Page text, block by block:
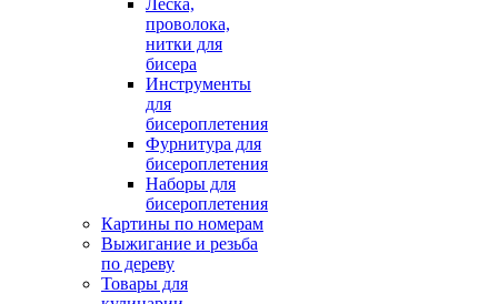
Леска,
проволока,
нитки для
бисера
Инструменты
для
бисероплетения
Фурнитура для
бисероплетения
Наборы для
бисероплетения
Картины по номерам
Выжигание и резьба
по дереву
Товары для